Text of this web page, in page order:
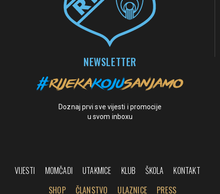
NEWSLETTER
Doznaj prvi sve vijesti i promocije
u svom inboxu
VIJESTI MOMČADI UTAKMICE KLUB ŠKOLA
KONTAKT
SHOP
ČLANSTVO ULAZNICE PRESS